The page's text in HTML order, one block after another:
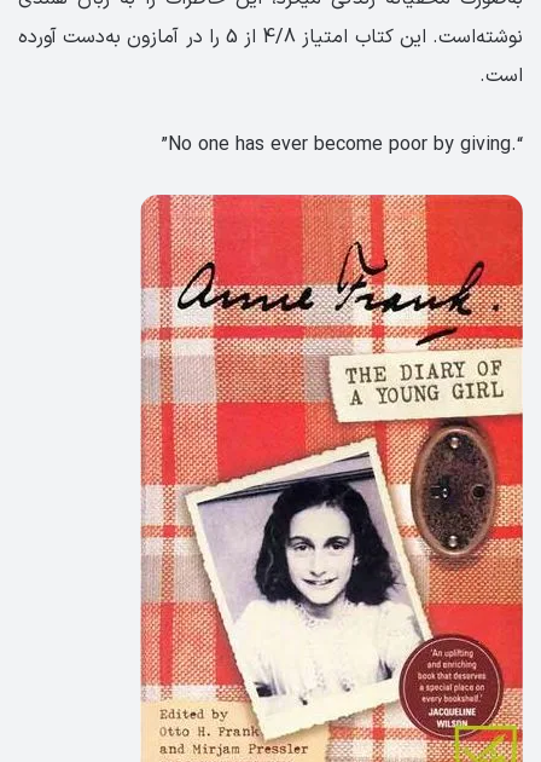
نوشته‌است. این کتاب امتیاز 4/8 از 5 را در آمازون به‌دست آورده
است.
“.No one has ever become poor by giving”